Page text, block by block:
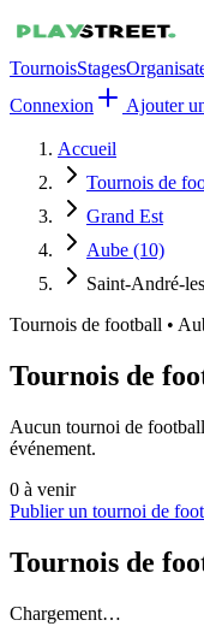
TournoisStages
Connexion
Ajouter
Accueil
Tournois de
Grand Est
Aube (10)
Saint-André-
Tournois de football •
Tournois de
Aucun tournoi de
événement.
0 à venir
Publier un tournoi de
Tournois de
Chargement…